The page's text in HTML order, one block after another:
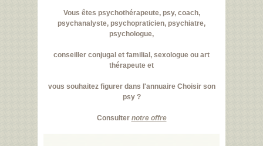
Vous êtes psychothérapeute, psy, coach,
psychanalyste, psychopraticien, psychiatre,
psychologue,
conseiller conjugal et familial, sexologue ou art
thérapeute et
vous souhaitez figurer dans l'annuaire Choisir son
psy ?
Consulter notre offre